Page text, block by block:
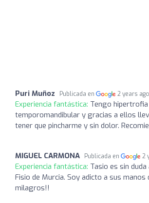
Puri Muñoz Publicada en 2 years ago
Experiencia fantástica: Tengo hipertrofia
temporomandibular y gracias a ellos
tener que pincharme y sin dolor.
MIGUEL CARMONA Publicada en 2
Experiencia fantástica: Tasio es sin
Fisio de Murcia. Soy adicto a sus manos
milagros!!